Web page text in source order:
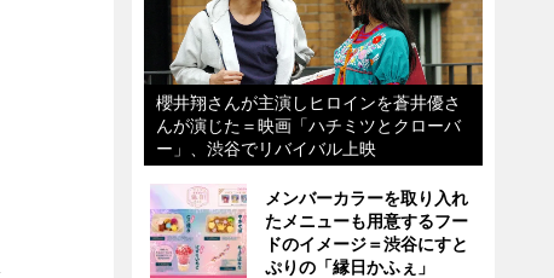
櫻井翔さんが主演しヒロインを蒼井優さ
んが演じた＝映画「ハチミツとクローバ
ー」、渋谷でリバイバル上映
メンバーカラーを取り入れ
たメニューも用意するフー
ドのイメージ＝渋谷にすと
ぷりの「縁日かふぇ」